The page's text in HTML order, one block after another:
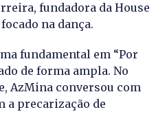
fundadora da House
na dança.
fundamental em “Por
de forma ampla. No
AzMina conversou com
a precarização de